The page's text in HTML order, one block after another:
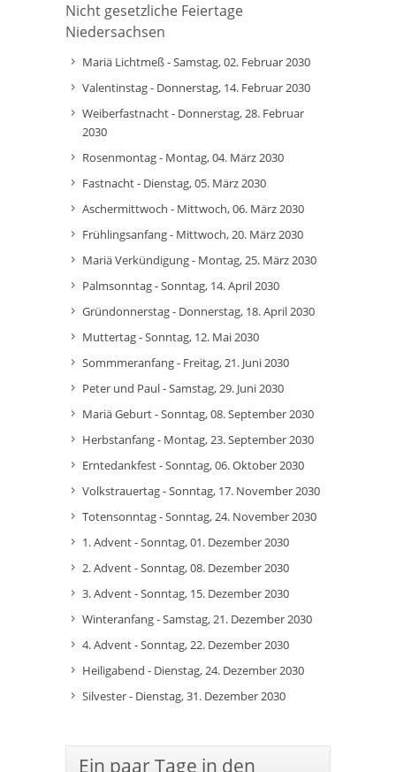
Nicht gesetzliche Feiertage
Niedersachsen
Mariä Lichtmeß - Samstag, 02. Februar 2030
Valentinstag - Donnerstag, 14. Februar 2030
Weiberfastnacht - Donnerstag, 28. Februar
2030
Rosenmontag - Montag, 04. März 2030
Fastnacht - Dienstag, 05. März 2030
Aschermittwoch - Mittwoch, 06. März 2030
Frühlingsanfang - Mittwoch, 20. März 2030
Mariä Verkündigung - Montag, 25. März 2030
Palmsonntag - Sonntag, 14. April 2030
Gründonnerstag - Donnerstag, 18. April 2030
Muttertag - Sonntag, 12. Mai 2030
Sommmeranfang - Freitag, 21. Juni 2030
Peter und Paul - Samstag, 29. Juni 2030
Mariä Geburt - Sonntag, 08. September 2030
Herbstanfang - Montag, 23. September 2030
Erntedankfest - Sonntag, 06. Oktober 2030
Volkstrauertag - Sonntag, 17. November 2030
Totensonntag - Sonntag, 24. November 2030
1. Advent - Sonntag, 01. Dezember 2030
2. Advent - Sonntag, 08. Dezember 2030
3. Advent - Sonntag, 15. Dezember 2030
Winteranfang - Samstag, 21. Dezember 2030
4. Advent - Sonntag, 22. Dezember 2030
Heiligabend - Dienstag, 24. Dezember 2030
Silvester - Dienstag, 31. Dezember 2030
Ein paar Tage in den